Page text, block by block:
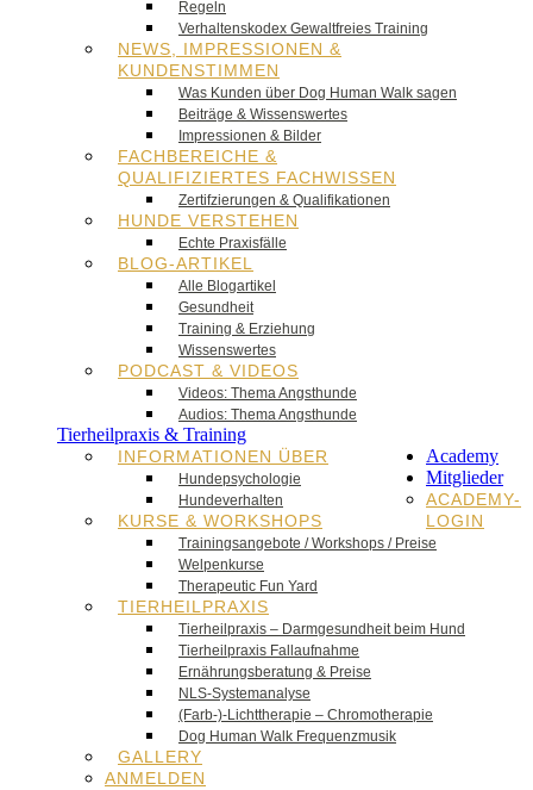
Regeln
Verhaltenskodex Gewaltfreies Training
NEWS, IMPRESSIONEN &
KUNDENSTIMMEN
Was Kunden über Dog Human Walk sagen
Beiträge & Wissenswertes
Impressionen & Bilder
FACHBEREICHE &
QUALIFIZIERTES FACHWISSEN
Zertifzierungen & Qualifikationen
HUNDE VERSTEHEN
Echte Praxisfälle
BLOG-ARTIKEL
Alle Blogartikel
Gesundheit
Training & Erziehung
Wissenswertes
PODCAST & VIDEOS
Videos: Thema Angsthunde
Audios: Thema Angsthunde
Tierheilpraxis & Training
INFORMATIONEN ÜBER
Hundepsychologie
Hundeverhalten
KURSE & WORKSHOPS
Trainingsangebote / Workshops / Preise
Welpenkurse
Therapeutic Fun Yard
TIERHEILPRAXIS
Tierheilpraxis – Darmgesundheit beim Hund
Tierheilpraxis Fallaufnahme
Ernährungsberatung & Preise
NLS-Systemanalyse
(Farb-)-Lichttherapie – Chromotherapie
Dog Human Walk Frequenzmusik
GALLERY
Academy
Mitglieder
ACADEMY-
LOGIN
ANMELDEN